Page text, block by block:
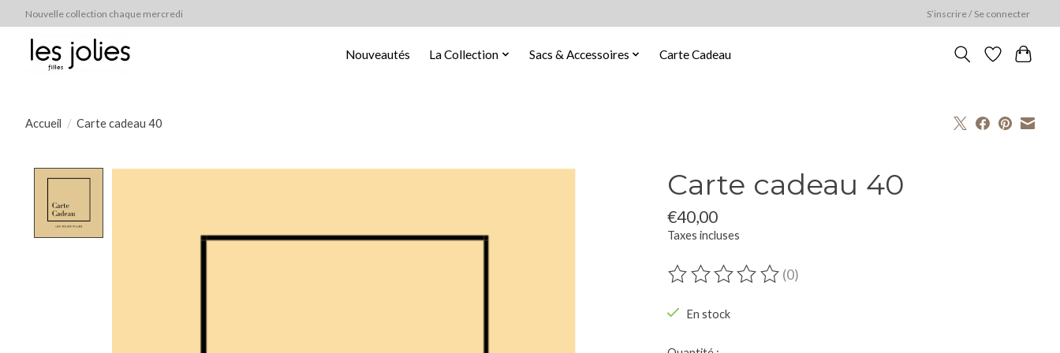
Nouvelle collection chaque mercredi S’inscrire / Se connecter
Nouveautés La Collection Sacs & Accessoires Carte Cadeau
Accueil / Carte cadeau 40
Carte cadeau 40
€40,00
Taxes incluses
Ce produit est évalué à
(0)
En stock